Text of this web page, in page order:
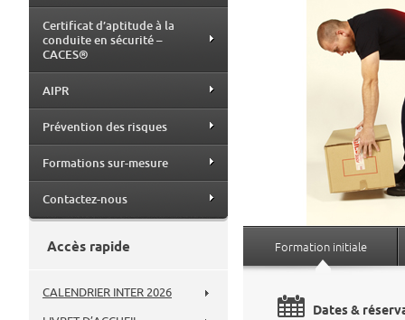
Formation initiale
Dates &
Certificat d’aptitude à la
conduite en sécurité –
CACES®
AIPR
Prévention des risques
Formations sur-mesure
Contactez-nous
Accès rapide
CALENDRIER INTER 2026